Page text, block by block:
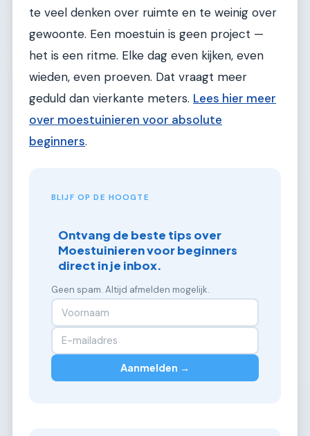
te veel denken over ruimte en te weinig over
gewoonte. Een moestuin is geen project —
het is een ritme. Elke dag even kijken, even
wieden, even proeven. Dat vraagt meer
geduld dan vierkante meters. Lees hier meer
over moestuinieren voor absolute
beginners.
BLIJF OP DE HOOGTE
Ontvang de beste tips over
Moestuinieren voor beginners
direct in je inbox.
Geen spam. Altijd afmelden mogelijk.
Aanmelden →